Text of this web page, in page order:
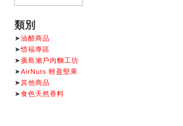
類別
➤油醋商品
➤惜福專區
➤ 廣島瀨戶內麵工坊
➤AirNuts 輕盈堅果
➤其他商品
➤食色天然香料